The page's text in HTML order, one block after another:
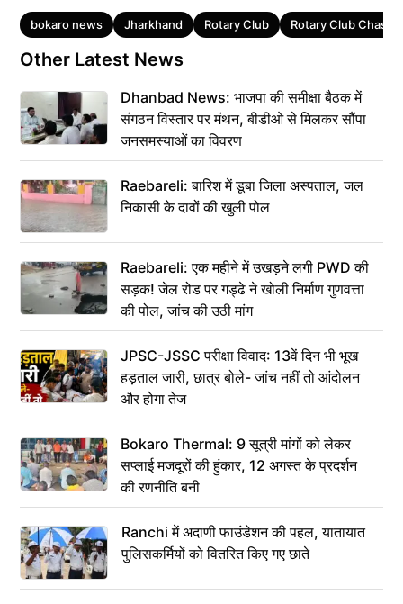
Tags
bokaro news Jharkhand Rotary Club Rotary Club Chas
Other Latest News
Dhanbad News: भाजपा की समीक्षा बैठक में
संगठन विस्तार पर मंथन, बीडीओ से मिलकर सौंपा
जनसमस्याओं का विवरण
Raebareli: बारिश में डूबा जिला अस्पताल, जल
निकासी के दावों की खुली पोल
Raebareli: एक महीने में उखड़ने लगी PWD की
सड़क! जेल रोड पर गड्ढे ने खोली निर्माण गुणवत्ता
की पोल, जांच की उठी मांग
JPSC-JSSC परीक्षा विवाद: 13वें दिन भी भूख
हड़ताल जारी, छात्र बोले- जांच नहीं तो आंदोलन
और होगा तेज
Bokaro Thermal: 9 सूत्री मांगों को लेकर
सप्लाई मजदूरों की हुंकार, 12 अगस्त के प्रदर्शन
की रणनीति बनी
Ranchi में अदाणी फाउंडेशन की पहल, यातायात
पुलिसकर्मियों को वितरित किए गए छाते